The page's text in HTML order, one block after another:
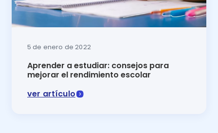
5 de enero de 2022
Aprender a estudiar: consejos para
mejorar el rendimiento escolar
ver artículo